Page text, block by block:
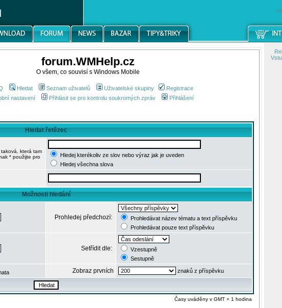
forum.WMHelp.cz
O všem, co souvisí s Windows Mobile
Hledat Seznam uživatelů Uživatelské skupiny
Registrace
nastavení
Přihlásit se pro kontrolu soukromých zpráv Přihlášení
Hledat řetězec
taková, která tam
* použijte pro
Hledej kterékoliv ze slov nebo výraz jak je uveden
Hledej všechna slova
Možnosti hledání
Prohledej předchozí:
Prohledávat název tématu a text příspěvku
Prohledávat pouze text příspěvku
Setřídit dle:
Vzestupně
Sestupně
Zobraz prvních znaků z příspěvku
Časy uváděny v GMT + 1 hodina